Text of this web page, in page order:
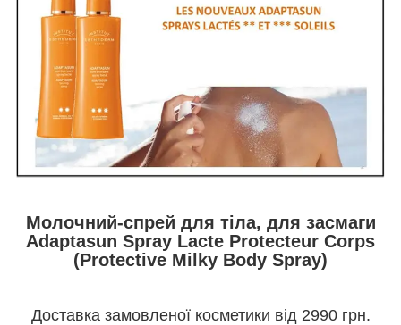
Молочний-спрей для тіла, для засмаги
Adaptasun Spray Lacte Protecteur Corps
(Protective Milky Body Spray)
Доставка замовленої косметики від 2990 грн.